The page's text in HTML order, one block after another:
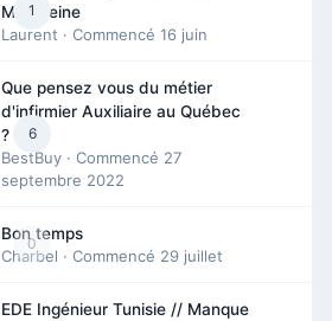
1
Madeleine
Laurent · Commencé 16 juin
6
Que pensez vous du métier
d'infirmier Auxiliaire au Québec
?
BestBuy · Commencé 27
septembre 2022
0
Bon temps
Charbel · Commencé 29 juillet
EDE Ingénieur Tunisie // Manque